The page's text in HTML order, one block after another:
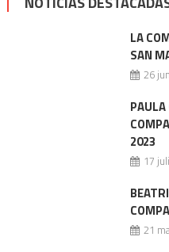
LA
SAN
26
2023
17
21